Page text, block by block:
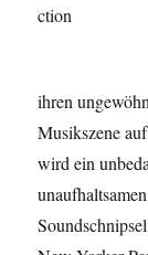
ihren
Musikszene
wird ein